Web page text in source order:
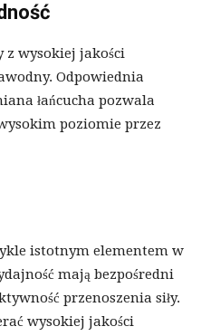
z wysokiej jakości
Odpowiednia
łańcucha pozwala
poziomie przez
istotnym elementem w
mają bezpośredni
przenoszenia siły.
wysokiej jakości